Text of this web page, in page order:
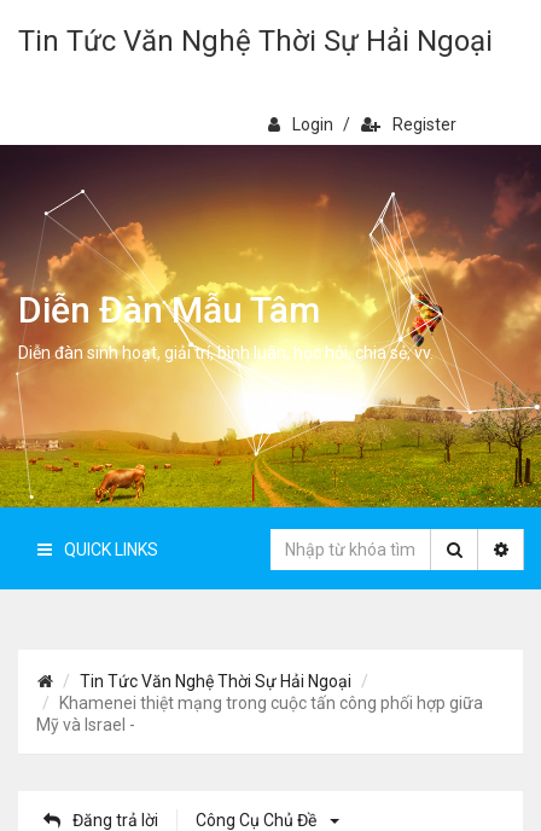
Tin Tức Văn Nghệ Thời Sự Hải Ngoại
Login / Register
Diễn Đàn Mẫu Tâm
Diễn đàn sinh hoạt, giải trí, bình luân, học hỏi, chia sẻ, vv.
QUICK LINKS
Tin Tức Văn Nghệ Thời Sự Hải Ngoại
Khamenei thiệt mạng trong cuộc tấn công phối hợp giữa
Mỹ và Israel -
Đăng trả lời Công Cụ Chủ Đề